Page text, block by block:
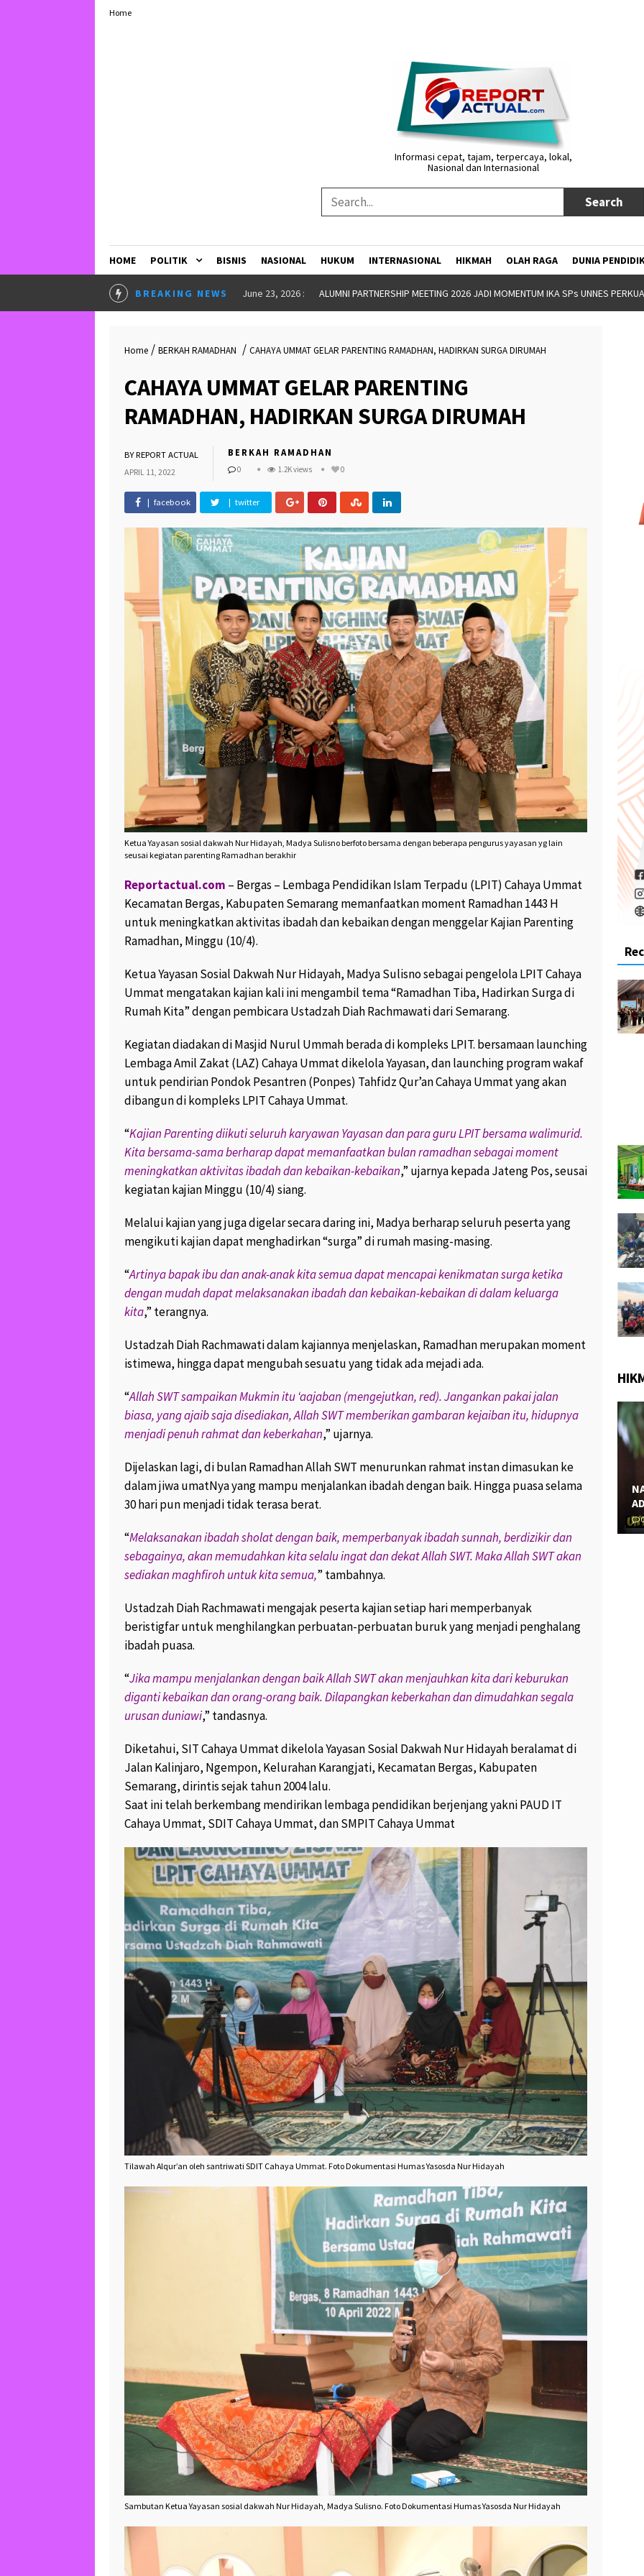
Home
Informasi cepat, tajam, terpercaya, lokal,
Nasional dan Internasional
HOME POLITIK BISNIS NASIONAL HUKUM INTERNASIONAL HIKMAH OLAH RAGA DUNIA
BREAKING NEWS
INSPIRASI May 25, 2026 : UNW GANDENG YAYASAN JATENG MAJENG SARENG GELAR BOOTCAMP
Home / BERKAH RAMADHAN / CAHAYA UMMAT GELAR PARENTING RAMADHAN, HADIRKAN SURGA DIRUMAH
CAHAYA UMMAT GELAR PARENTING
RAMADHAN, HADIRKAN SURGA DIRUMAH
BYREPORT ACTUAL
APRIL 11, 2022
BERKAH RAMADHAN
0 1.2K views 0
| facebook | twitter
Ketua Yayasan sosial dakwah Nur Hidayah, Madya Sulisno berfoto bersama dengan beberapa pengurus yayasan yg lain
seusai kegiatan parenting Ramadhan berakhir
Reportactual.com – Bergas – Lembaga Pendidikan Islam Terpadu (LPIT) Cahaya Ummat
Kecamatan Bergas, Kabupaten Semarang memanfaatkan moment Ramadhan 1443 H
untuk meningkatkan aktivitas ibadah dan kebaikan dengan menggelar Kajian Parenting
Ramadhan, Minggu (10/4).
Ketua Yayasan Sosial Dakwah Nur Hidayah, Madya Sulisno sebagai pengelola LPIT Cahaya
Ummat mengatakan kajian kali ini mengambil tema “Ramadhan Tiba, Hadirkan Surga di
Rumah Kita” dengan pembicara Ustadzah Diah Rachmawati dari Semarang.
Kegiatan diadakan di Masjid Nurul Ummah berada di kompleks LPIT. bersamaan launching
Lembaga Amil Zakat (LAZ) Cahaya Ummat dikelola Yayasan, dan launching program wakaf
untuk pendirian Pondok Pesantren (Ponpes) Tahfidz Qur’an Cahaya Ummat yang akan
dibangun di kompleks LPIT Cahaya Ummat.
“Kajian Parenting diikuti seluruh karyawan Yayasan dan para guru LPIT bersama walimurid.
Kita bersama-sama berharap dapat memanfaatkan bulan ramadhan sebagai moment
meningkatkan aktivitas ibadah dan kebaikan-kebaikan,” ujarnya kepada Jateng Pos, seusai
kegiatan kajian Minggu (10/4) siang.
Melalui kajian yang juga digelar secara daring ini, Madya berharap seluruh peserta yang
mengikuti kajian dapat menghadirkan “surga” di rumah masing-masing.
“Artinya bapak ibu dan anak-anak kita semua dapat mencapai kenikmatan surga ketika
dengan mudah dapat melaksanakan ibadah dan kebaikan-kebaikan di dalam keluarga
kita,” terangnya.
Ustadzah Diah Rachmawati dalam kajiannya menjelaskan, Ramadhan merupakan moment
istimewa, hingga dapat mengubah sesuatu yang tidak ada mejadi ada.
“Allah SWT sampaikan Mukmin itu ‘aajaban (mengejutkan, red). Jangankan pakai jalan
biasa, yang ajaib saja disediakan, Allah SWT memberikan gambaran kejaiban itu, hidupnya
menjadi penuh rahmat dan keberkahan,” ujarnya.
Dijelaskan lagi, di bulan Ramadhan Allah SWT menurunkan rahmat instan dimasukan ke
dalam jiwa umatNya yang mampu menjalankan ibadah dengan baik. Hingga puasa selama
30 hari pun menjadi tidak terasa berat.
“Melaksanakan ibadah sholat dengan baik, memperbanyak ibadah sunnah, berdizikir dan
sebagainya, akan memudahkan kita selalu ingat dan dekat Allah SWT. Maka Allah SWT akan
sediakan maghfiroh untuk kita semua,” tambahnya.
Ustadzah Diah Rachmawati mengajak peserta kajian setiap hari memperbanyak
beristigfar untuk menghilangkan perbuatan-perbuatan buruk yang menjadi penghalang
ibadah puasa.
“Jika mampu menjalankan dengan baik Allah SWT akan menjauhkan kita dari keburukan
diganti kebaikan dan orang-orang baik. Dilapangkan keberkahan dan dimudahkan segala
urusan duniawi,” tandasnya.
Diketahui, SIT Cahaya Ummat dikelola Yayasan Sosial Dakwah Nur Hidayah beralamat di
Jalan Kalinjaro, Ngempon, Kelurahan Karangjati, Kecamatan Bergas, Kabupaten
Semarang, dirintis sejak tahun 2004 lalu.
Saat ini telah berkembang mendirikan lembaga pendidikan berjenjang yakni PAUD IT
Cahaya Ummat, SDIT Cahaya Ummat, dan SMPIT Cahaya Ummat
Tilawah Alqur’an oleh santriwati SDIT Cahaya Ummat. Foto Dokumentasi Humas Yasosda Nur Hidayah
Sambutan Ketua Yayasan sosial dakwah Nur Hidayah, Madya Sulisno. Foto Dokumentasi Humas Yasosda Nur Hidayah
HAYYIN, LAYYIN, QARIBIN,
SAHLIN, 4 GOLONGAN YANG
TIDAK TERSENTUH DARI API
October 25, 2017
39.9K views
3
KREATIF..PAK RT JADIKAN
LIMBAH BAN BEKAS MENJADI
SOFA YANG CANTIK “
1
KERAJINAN KREATIF SOFA
BAKPAO UNGARAN SEMAKIN
BANJIR ORDER.. MANTAPS “
SOFA BAKPAO JOKO PRASETYO
WARGA GENUK UNGARAN
“
September 30, 2017
9.1K views
DUA KERA EKOR PANJANG YANG
SEDANG BERCENGKERAMA “
July 30, 2017 8.8K views 0
KUMPUL BARENG DI UNGARAN,
YUUK KUNJUNGI WISATA
CANTIK DAN INDAH KABUPATEN
November 8, 2017
1.9K views
PESANTREN KOTA PRO
SUWARDI WARGA JATIJAJAR
MENANGKAN HADIAH UTAMA
SATU UNIT HONDA BEAT POP
0
ALUMNI SD SIDOMULYO I
PERDANA “
June 28, 2017
HINGGA PSK BERJILBAB “
April 2, 2017
NASEHAT KH. MAIMUN ZUBAIR : SUAMI